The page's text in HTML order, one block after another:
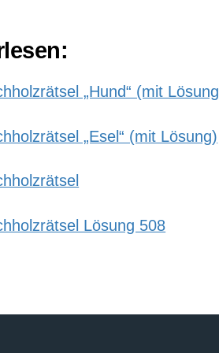
„Hund“ (mit
„Esel“ (mit Lösung)
Lösung 508